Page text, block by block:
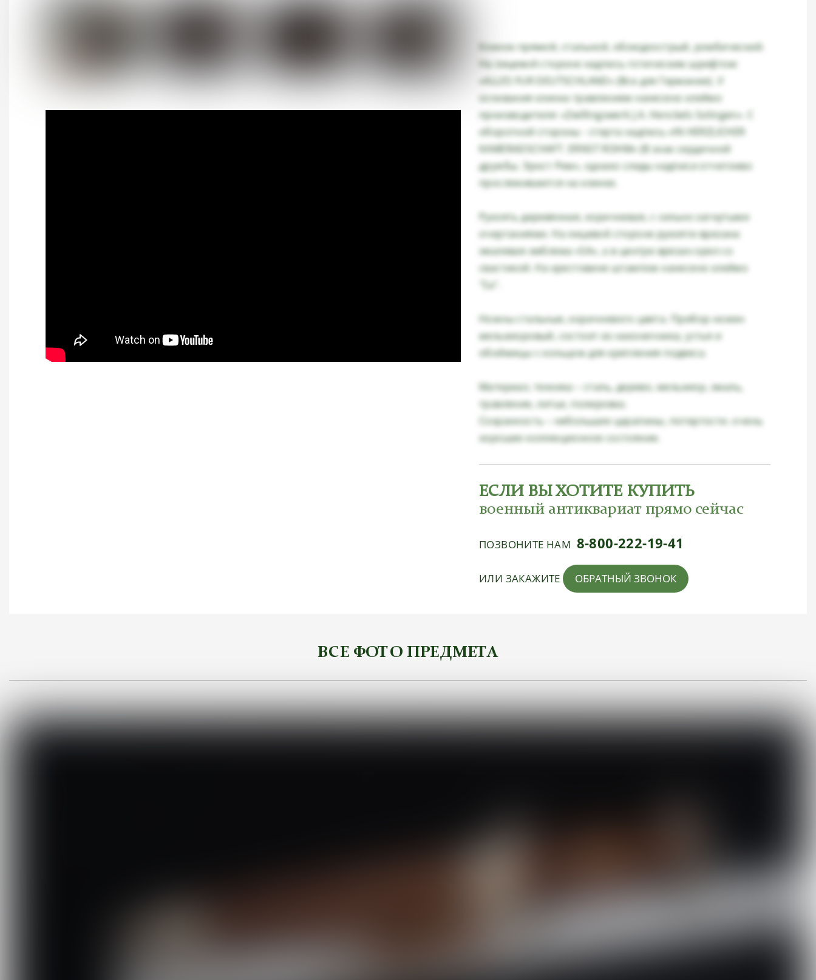
Клинок прямой, стальной, обоюдоострый, ромбический.
На лицевой стороне надпись готическим шрифтом:
«ALLES FUR DEUTSCHLAND» (Все для Германии). У
основания клинка травлением нанесено клеймо
производителя: «Zwillingswerk J.A. Henckels Solingen». С
оборотной стороны - стерта надпись «IN HERZLICHER
KAMERADSCHAFT. ERNST ROHM» (В знак сердечной
дружбы. Эрнст Рем», однако следы надписи отчетливо
прослеживаются на клинке.
Рукоять деревянная, коричневая, с сильно загнутыми
очертаниями. На лицевой стороне рукояти врезана
эмалевая эмблема «SA», а в центре врезан орел со
свастикой. На крестовине штампом нанесено клеймо
"Sa".
Ножны стальные, коричневого цвета. Прибор ножен
мельхиоровый, состоит из наконечника, устья и
обоймицы с кольцом для крепления подвеса.
Материал, техника – сталь, дерево, мельхиор, эмаль,
травление, литье, полировка.
Сохранность – небольшие царапины, потертости. очень
хорошее коллекционное состояние.
ЕСЛИ ВЫ ХОТИТЕ КУПИТЬ
военный антиквариат прямо сейчас
ПОЗВОНИТЕ НАМ 8-800-222-19-41
ИЛИ ЗАКАЖИТЕ ОБРАТНЫЙ ЗВОНОК
ВСЕ ФОТО ПРЕДМЕТА